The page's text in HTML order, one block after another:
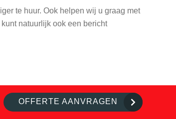
te huur. Ook helpen wij u graag met
kunt natuurlijk ook een bericht
OFFERTE AANVRAGEN